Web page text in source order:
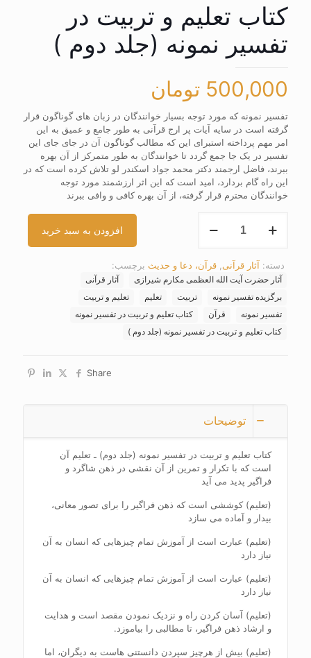
کتاب تعلیم و تربیت در
تفسیر نمونه (جلد دوم )
500,000 تومان
تفسیر نمونه که مورد توجه بسیار خوانندگان در زبان های گوناگون قرار
گرفته است در سایه آیات پر ارج قرآنی به طور جامع و عمیق به این
امر مهم پرداخته استبرای این که مطالب گوناگون آن در جای جای این
تفسیر در یک جا جمع گردد تا خوانندگان به طور متمرکز از آن بهره
ببرند، فاضل ارجمند دکتر محمد جواد اسکندر لو تلاش کرده است که در
این راه گام بردارد، امید است که این اثر ارزشمند مورد توجه
خوانندگان محترم قرار گرفته، از آن بهره کافی و وافی ببرند
تعلیم
در
تفسیر
نمونه
(جلد
افزودن به سبد خرید
دسته: آثار قرآنی قرآن، دعا و حدیث برچسب:
آثار حضرت آیت الله العظمی مکارم شیرازی
آثار قرآنی
برگزیده تفسیر نمونه
تربیت تعلیم
تعلیم و تربیت
تفسیر نمونه
قرآن
کتاب تعلیم و تربیت در تفسیر نمونه
کتاب تعلیم و تربیت در تفسیر نمونه (جلد دوم )
Share
توضیحات
کتاب تعلیم و تربیت در تفسیر نمونه (جلد دوم) ـ تعلیم آن
است که با تکرار و تمرین از آن نقشی در ذهن شاگرد و
فراگیر پدید می آید
(تعلیم) کوششی است که ذهن فراگیر را برای تصور معانی،
بیدار و آماده می سازد
(تعلیم) عبارت است از آموزش تمام چیزهایی که انسان به آن
نیاز دارد
(تعلیم) عبارت است از آموزش تمام چیزهایی که انسان به آن
نیاز دارد
(تعلیم) آسان کردن راه و نزدیک نمودن مقصد است و هدایت
و ارشاد ذهن فراگیر، تا مطالبی را بیاموزد.
(تعلیم) بیش از هرچیز سپردن دانستنی هاست به دیگران، اما